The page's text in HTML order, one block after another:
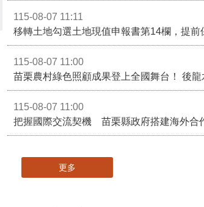
115-08-07 11:11
移轉土地勾選土地現值申報書第14欄，提前
115-08-07 11:00
115-08-07 11:00
更多